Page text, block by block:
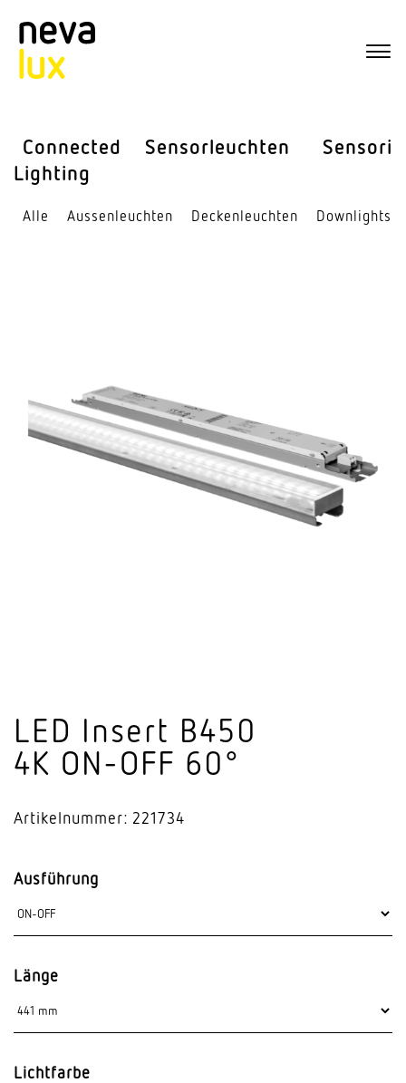
Connected
Lighting
Sensor­leuchten Sensorik
Alle Aussen­leuchten Decken­leuchten Down­lights
LED Insert B450
4K ON-OFF 60°
Artikelnummer: 221734
Ausführung
Länge
Lichtfarbe